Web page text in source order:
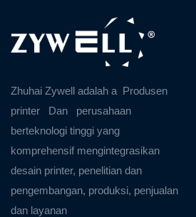
Zhuhai Zywell adalah a Produsen
printer
Dan
perusahaan
berteknologi tinggi yang
komprehensif mengintegrasikan
desain printer, penelitian dan
pengembangan, produksi, penjualan
dan layanan